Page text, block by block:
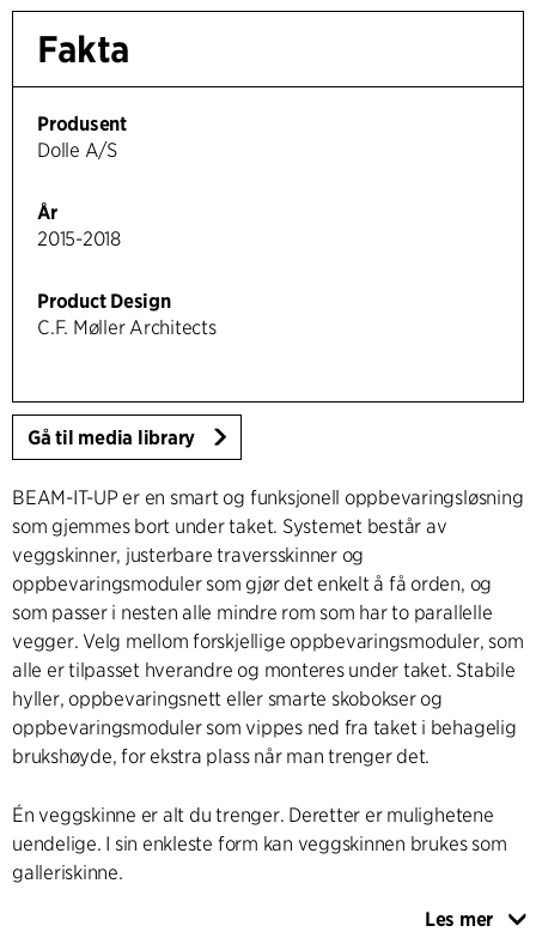
Fakta
Produsent
Dolle A/S
År
2015-2018
Product Design
C.F. Møller Architects
Gå til media library
BEAM-IT-UP er en smart og funksjonell oppbevaringsløsning
som gjemmes bort under taket. Systemet består av
veggskinner, justerbare traversskinner og
oppbevaringsmoduler som gjør det enkelt å få orden, og
som passer i nesten alle mindre rom som har to parallelle
vegger. Velg mellom forskjellige oppbevaringsmoduler, som
alle er tilpasset hverandre og monteres under taket. Stabile
hyller, oppbevaringsnett eller smarte skobokser og
oppbevaringsmoduler som vippes ned fra taket i behagelig
brukshøyde, for ekstra plass når man trenger det.
Én veggskinne er alt du trenger. Deretter er mulighetene
uendelige. I sin enkleste form kan veggskinnen brukes som
galleriskinne.
Økende kvadratmeterpriser og endrede familiemønstre
Les mer